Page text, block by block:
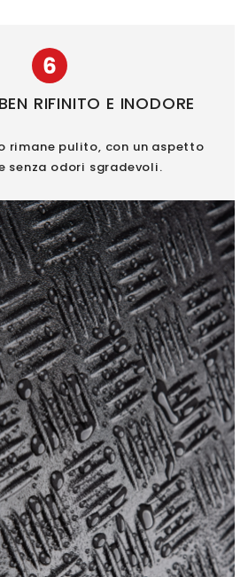
6
RIFINITO E INODORE
rimane pulito, con un aspetto
senza odori sgradevoli.